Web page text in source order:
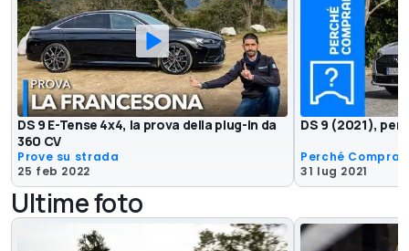
DS 9 E-Tense 4x4, la prova della plug-in da
360 CV
Prove su strada
25 feb 2022
DS 9 (2021),
Perché
31 lug 2021
Ultime foto